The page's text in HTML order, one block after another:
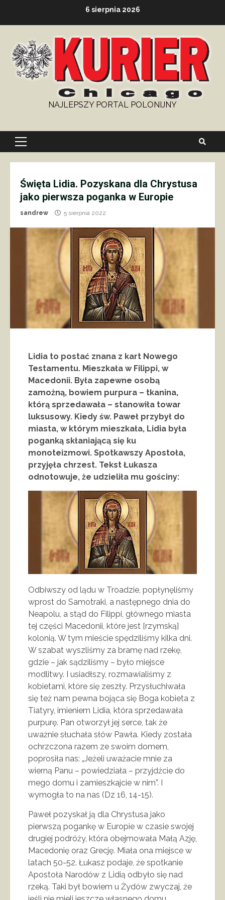
6 sierpnia 2026
NAJLEPSZY PORTAL POLONIJNY
Primary
Święta Lidia. Pozyskana dla Chrystusa
jako pierwsza poganka w Europie
sandrew 5 sierpnia 2022
Lidia to postać znana z kart Nowego
Testamentu. Mieszkała w Filippi, w
Macedonii. Była zapewne osobą
zamożną, bowiem purpura – tkanina,
którą sprzedawała – stanowiła towar
luksusowy. Kiedy św. Paweł przybył do
miasta, w którym mieszkała, Lidia była
poganką skłaniającą się ku
monoteizmowi. Spotkawszy Apostoła,
przyjęła chrzest. Tekst Łukasza
odnotowuje, że udzieliła mu gościny:
Odbiwszy od lądu w Troadzie, popłynęliśmy
wprost do Samotraki, a następnego dnia do
Neapolu, a stąd do Filippi, głównego miasta
tej części Macedonii, które jest [rzymską]
kolonią. W tym mieście spędziliśmy kilka dni.
W szabat wyszliśmy za bramę nad rzekę,
gdzie – jak sądziliśmy – było miejsce
modlitwy. I usiadłszy, rozmawialiśmy z
kobietami, które się zeszły. Przysłuchiwała
się też nam pewna bojąca się Boga kobieta z
Tiatyry, imieniem Lidia, która sprzedawała
purpurę. Pan otworzył jej serce, tak że
uważnie słuchała słów Pawła. Kiedy została
ochrzczona razem ze swoim domem,
poprosiła nas: „Jeżeli uważacie mnie za
wierną Panu – powiedziała – przyjdźcie do
mego domu i zamieszkajcie w nim”. I
wymogła to na nas (Dz 16, 14-15).
Paweł pozyskał ją dla Chrystusa jako
pierwszą pogankę w Europie w czasie swojej
drugiej podróży, która obejmowała Małą Azję,
Macedonię oraz Grecję. Miała ona miejsce w
latach 50-52. Łukasz podaje, że spotkanie
Apostoła Narodów z Lidią odbyło się nad
rzeką. Taki był bowiem u Żydów zwyczaj, że